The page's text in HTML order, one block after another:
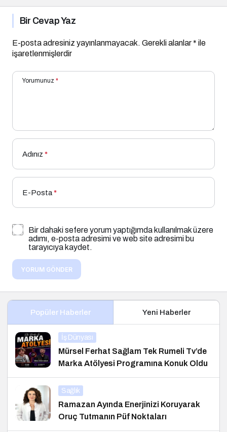
Bir Cevap Yaz
E-posta adresiniz yayınlanmayacak. Gerekli alanlar* ile
işaretlenmişlerdir
Yorumunuz *
Adınız *
E-Posta*
Bir dahaki sefere yorum yaptığımda kullanılmak üzere
adımı, e-posta adresimi ve web site adresimi bu
tarayıcıya kaydet.
YORUM GÖNDER
Popüler Haberler Yeni Haberler
İş Dünyası
Mürsel Ferhat Sağlam Tek Rumeli Tv’de
Marka Atölyesi Programına Konuk Oldu
Sağlık
Ramazan Ayında Enerjinizi Koruyarak
Oruç Tutmanın Püf Noktaları